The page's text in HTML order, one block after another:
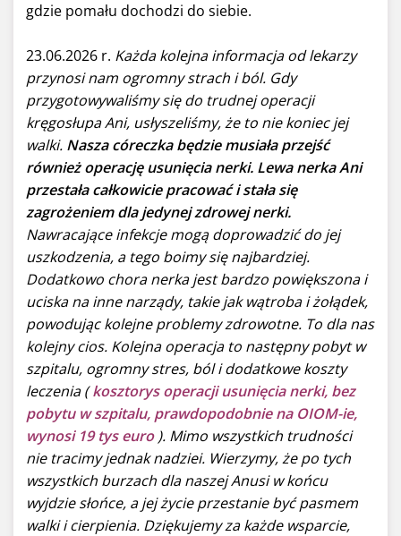
gdzie pomału dochodzi do siebie.
23.06.2026 r. Każda kolejna informacja od lekarzy
przynosi nam ogromny strach i ból. Gdy
przygotowywaliśmy się do trudnej operacji
kręgosłupa Ani, usłyszeliśmy, że to nie koniec jej
walki. Nasza córeczka będzie musiała przejść
również operację usunięcia nerki. Lewa nerka Ani
przestała całkowicie pracować i stała się
zagrożeniem dla jedynej zdrowej nerki.
Nawracające infekcje mogą doprowadzić do jej
uszkodzenia, a tego boimy się najbardziej.
Dodatkowo chora nerka jest bardzo powiększona i
uciska na inne narządy, takie jak wątroba i żołądek,
powodując kolejne problemy zdrowotne. To dla nas
kolejny cios. Kolejna operacja to następny pobyt w
szpitalu, ogromny stres, ból i dodatkowe koszty
leczenia (kosztorys operacji usunięcia nerki, bez
pobytu w szpitalu, prawdopodobnie na OIOM-ie,
wynosi 19 tys euro). Mimo wszystkich trudności
nie tracimy jednak nadziei. Wierzymy, że po tych
wszystkich burzach dla naszej Anusi w końcu
wyjdzie słońce, a jej życie przestanie być pasmem
walki i cierpienia. Dziękujemy za każde wsparcie,